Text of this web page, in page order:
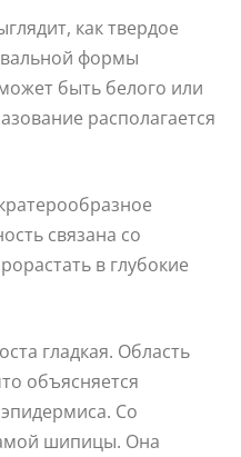
как твердое
формы
быть белого или
располагается
связана со
в глубокие
гладкая. Область
объясняется
Со
шипицы. Она